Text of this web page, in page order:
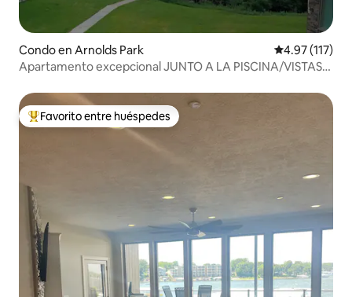
Condo en Arnolds Park Calificación
4.97 (117)
Apartamento excepcional JUNTO A LA PISCINA/VISTAS
Favorito entre huéspedes preferido
Favorito entre huéspedes